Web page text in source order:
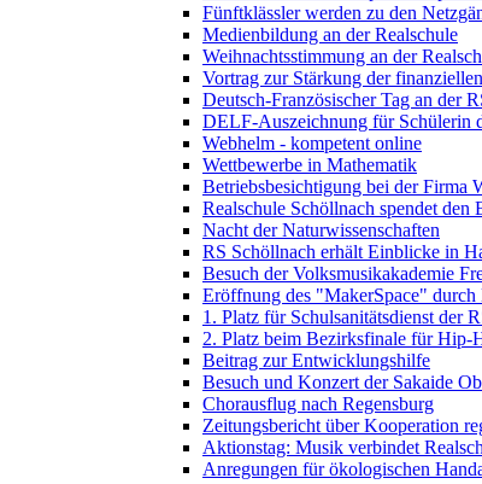
Fünftklässler werden zu den
Medienbildung an der Realschule
Weihnachtsstimmung an der
Vortrag zur Stärkung der
Deutsch-Französischer Tag an der
DELF-Auszeichnung für Schülerin
Webhelm - kompetent online
Wettbewerbe in Mathematik
Betriebsbesichtigung bei der Firma
Realschule Schöllnach spendet den
Nacht der Naturwissenschaften
RS Schöllnach erhält Einblicke in
Besuch der Volksmusikakademie
Eröffnung des "MakerSpace" durch
1. Platz für Schulsanitätsdienst der
2. Platz beim Bezirksfinale für Hip-
Beitrag zur Entwicklungshilfe
Besuch und Konzert der Sakaide
Chorausflug nach Regensburg
Zeitungsbericht über Kooperation
Aktionstag: Musik verbindet
Anregungen für ökologischen